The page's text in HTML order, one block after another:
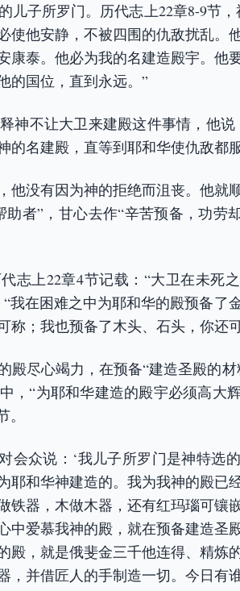
儿子所罗门。历代志上22章8-9节
他安静，不被四围的仇敌扰乱。
康泰。他必为我的名建造殿宇。他
的国位，直到永远。”
神不让大卫来建殿这件事情，他说
的名建殿，直等到耶和华使仇敌都
他没有因为神的拒绝而沮丧。他就
者”，甘心去作“辛苦预备，功劳
志上22章4节记载：“大卫在未死
我在困难之中为耶和华的殿预备了
称；我也预备了木头、石头，你还
殿尽心竭力，在预备“建造圣殿的
，“为耶和华建造的殿宇必须高大
会众说：‘我儿子所罗门是神特选
耶和华神建造的。我为我神的殿已
铁器，木做木器，还有红玛瑙可镶
中爱慕我神的殿，就在预备建造圣
殿，就是俄斐金三千他连得、精炼
，并借匠人的手制造一切。今日有